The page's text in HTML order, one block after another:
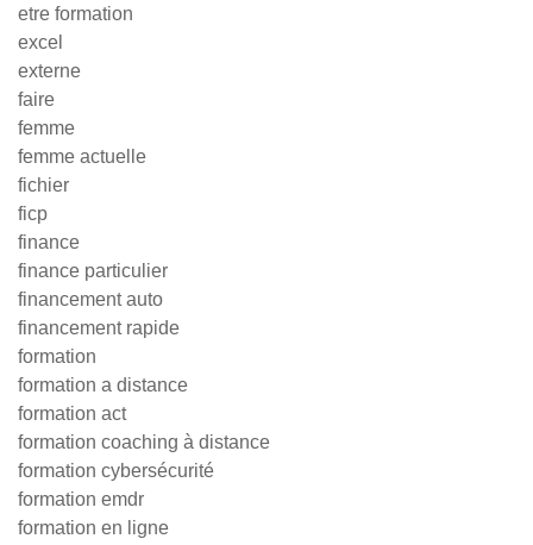
etre formation
excel
externe
faire
femme
femme actuelle
fichier
ficp
finance
finance particulier
financement auto
financement rapide
formation
formation a distance
formation act
formation coaching à distance
formation cybersécurité
formation emdr
formation en ligne